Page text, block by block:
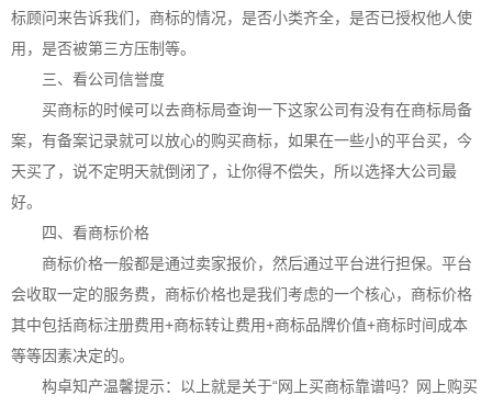
标顾问来告诉我们，商标的情况，是否小类齐全，是否已授权他人使
用，是否被第三方压制等。
三、看公司信誉度
买商标的时候可以去商标局查询一下这家公司有没有在商标局备
案，有备案记录就可以放心的购买商标，如果在一些小的平台买，今
天买了，说不定明天就倒闭了，让你得不偿失，所以选择大公司最
好。
四、看商标价格
商标价格一般都是通过卖家报价，然后通过平台进行担保。平台
会收取一定的服务费，商标价格也是我们考虑的一个核心，商标价格
其中包括商标注册费用+商标转让费用+商标品牌价值+商标时间成本
等等因素决定的。
构卓知产温馨提示：以上就是关于“网上买商标靠谱吗？网上购买